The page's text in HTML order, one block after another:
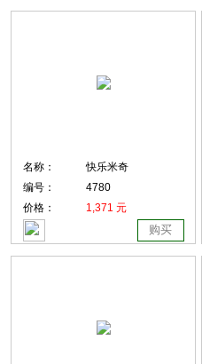
名称：
快乐米奇
编号：
4780
价格：
1,371 元
购买